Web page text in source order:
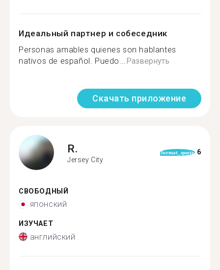
Идеальный партнер и собеседник
Personas amables quienes son hablantes
nativos de español. Puedo... Развернуть
Скачать приложение
R.
Jersey City
format_quote 6
СВОБОДНЫЙ
японский
ИЗУЧАЕТ
английский